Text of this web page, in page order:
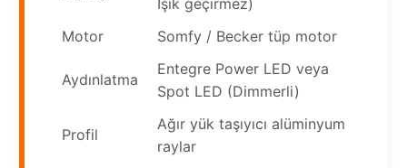
Motor
Somfy / Becker tüp motor
Aydınlatma
Entegre Power LED veya
Spot LED (Dimmerli)
Profil
Ağır yük taşıyıcı alüminyum
raylar